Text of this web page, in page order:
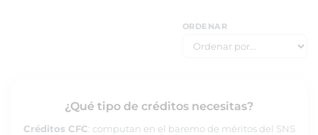
ORDENAR
¿Qué tipo de créditos necesitas?
Créditos CFC: computan en el baremo de méritos del SNS